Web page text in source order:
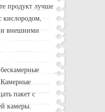
продукт лучше
кислородом,
и внешними
пакет с
камеры.